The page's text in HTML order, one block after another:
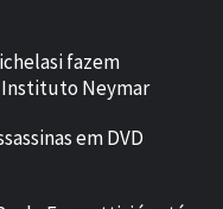
fazem
Neymar
em DVD